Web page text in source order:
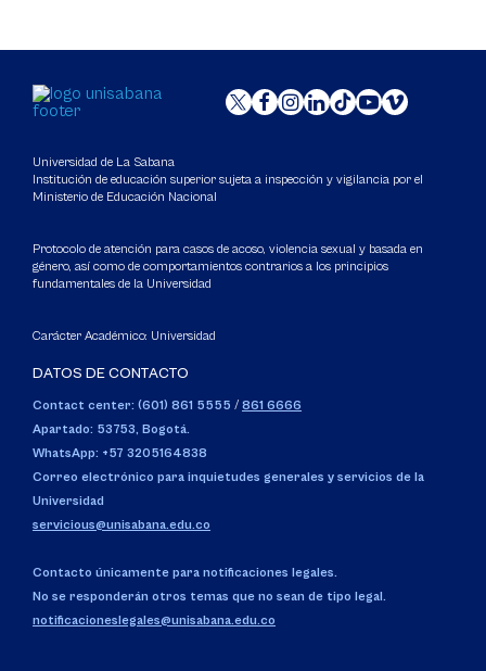
Universidad de La Sabana
Institución de educación superior sujeta a inspección y vigilancia por el
Ministerio de Educación Nacional
Protocolo de atención para casos de acoso, violencia sexual y basada en
género, así como de comportamientos contrarios a los principios
fundamentales de la Universidad
Carácter Académico: Universidad
DATOS DE CONTACTO
Contact center: (601) 861 5555 / 861 6666
Apartado: 53753, Bogotá.
WhatsApp: +57 3205164838
Correo electrónico para inquietudes generales y servicios de la
Universidad
servicious@unisabana.edu.co
Contacto únicamente para notificaciones legales.
No se responderán otros temas que no sean de tipo legal.
notificacioneslegales@unisabana.edu.co